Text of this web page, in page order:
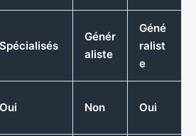
Spécialisés
Génér
aliste
Géné
ralist
e
Oui Non Oui